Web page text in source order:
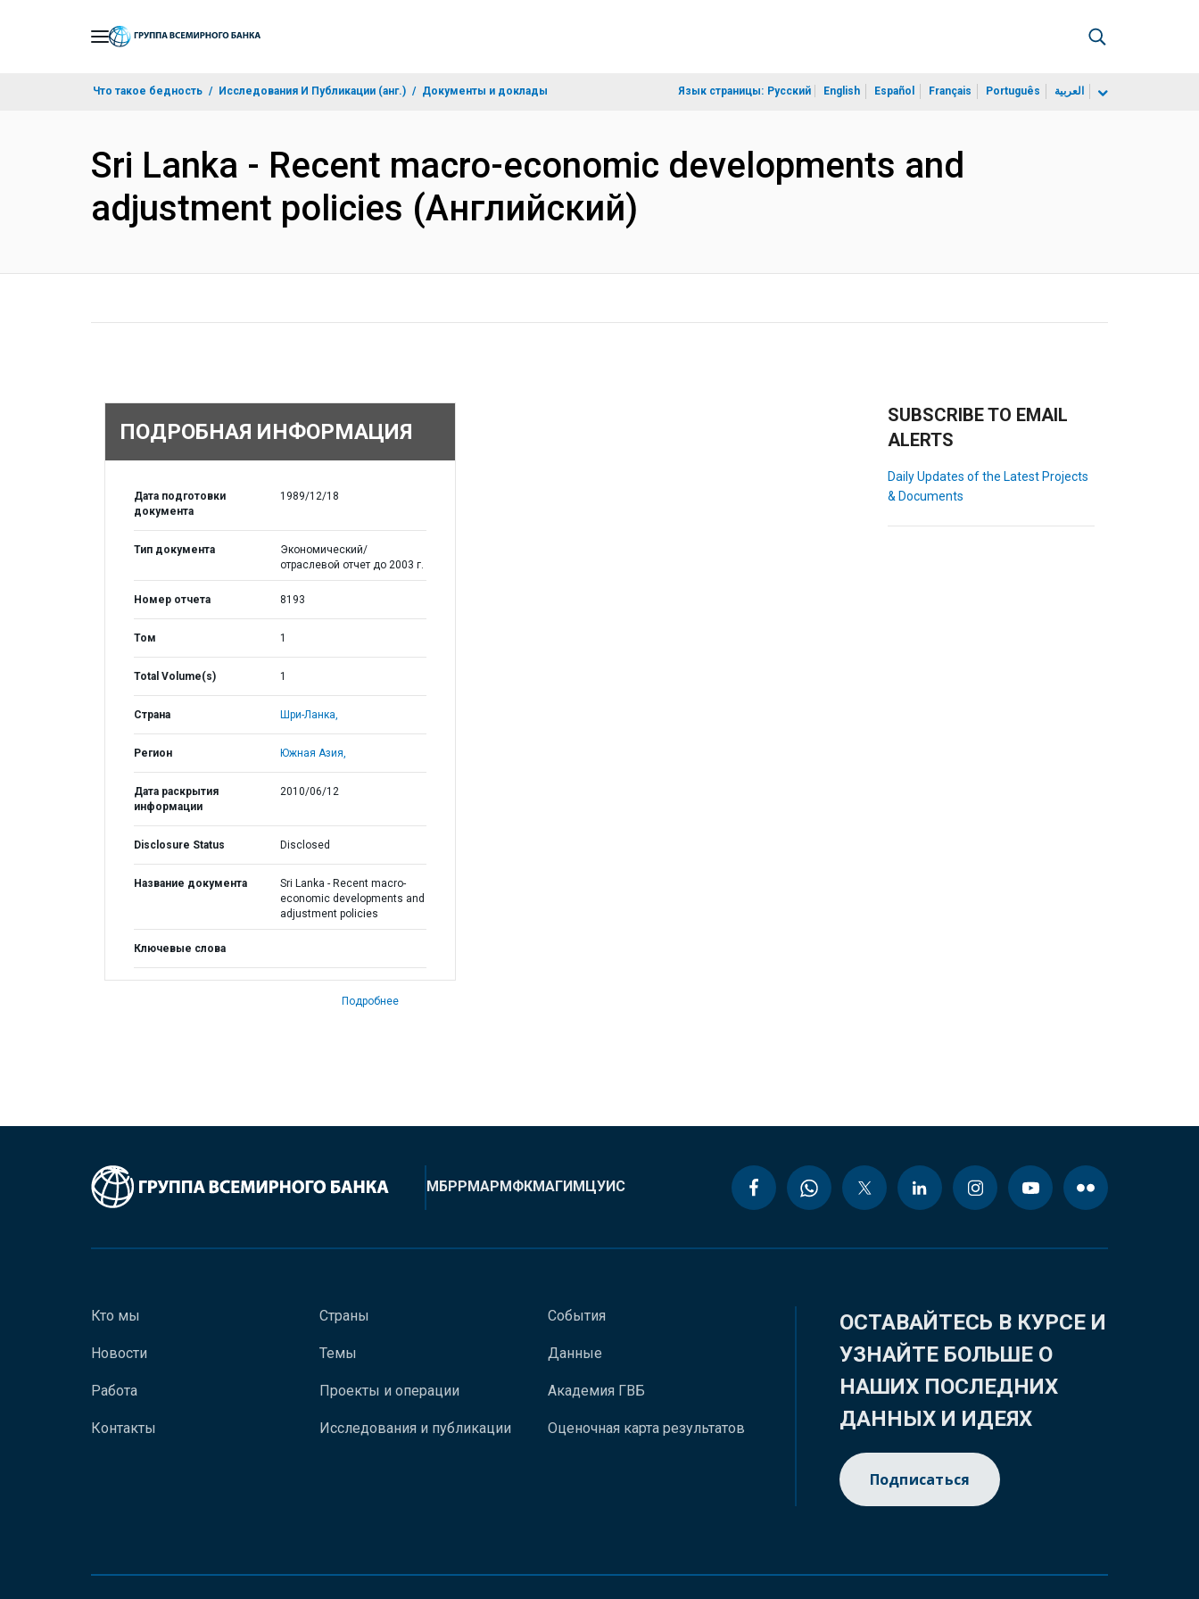
Что такое бедность Исследования И Публикации (анг.) Документы и доклады Язык страницы: Русский English Español Français Português العربية
Sri Lanka - Recent macro-economic developments and
adjustment policies (Английский)
ПОДРОБНАЯ ИНФОРМАЦИЯ
Дата подготовки
документа
1989/12/18
Тип документа
Экономический/
отраслевой отчет до 2003 г.
Номер отчета 8193
Том 1
Total Volume(s) 1
Страна Шри-Ланка,
Регион Южная Азия,
Дата раскрытия
информации
2010/06/12
Disclosure Status Disclosed
Название документа
Sri Lanka - Recent macro-
economic developments and
adjustment policies
Ключевые слова
Подробнее
SUBSCRIBE TO EMAIL
ALERTS
Daily Updates of the Latest Projects
& Documents
МБРРМАРМФКМАГИМЦУИС
Кто мы
Новости
Работа
Контакты
Страны
Темы
Проекты и операции
Исследования и публикации
События
Данные
Академия ГВБ
Оценочная карта результатов
ОСТАВАЙТЕСЬ В КУРСЕ И
УЗНАЙТЕ БОЛЬШЕ О
НАШИХ ПОСЛЕДНИХ
ДАННЫХ И ИДЕЯХ
Подписаться